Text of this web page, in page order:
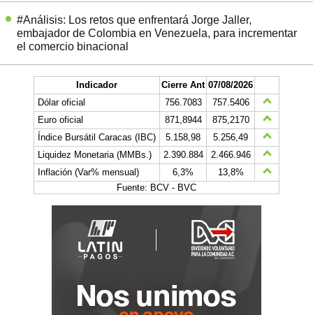
#Análisis: Los retos que enfrentará Jorge Jaller,
embajador de Colombia en Venezuela, para incrementar
el comercio binacional
Indicador Cierre Ant 07/08/2026
Dólar oficial
756.7083
757.5406
Euro oficial
871,8944
875,2170
Índice Bursátil Caracas (IBC)
5.158,98
5.256,49
Liquidez Monetaria (MMBs.)
2.390.884
2.466.946
Inflación (Var% mensual)
6,3%
13,8%
Fuente: BCV - BVC